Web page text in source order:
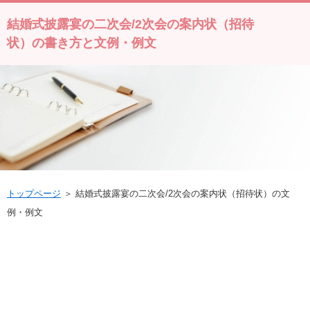
結婚式披露宴の二次会/2次会の案内状（招待
状）の書き方と文例・例文
トップページ ＞ 結婚式披露宴の二次会/2次会の案内状（招待状）の文
例・例文